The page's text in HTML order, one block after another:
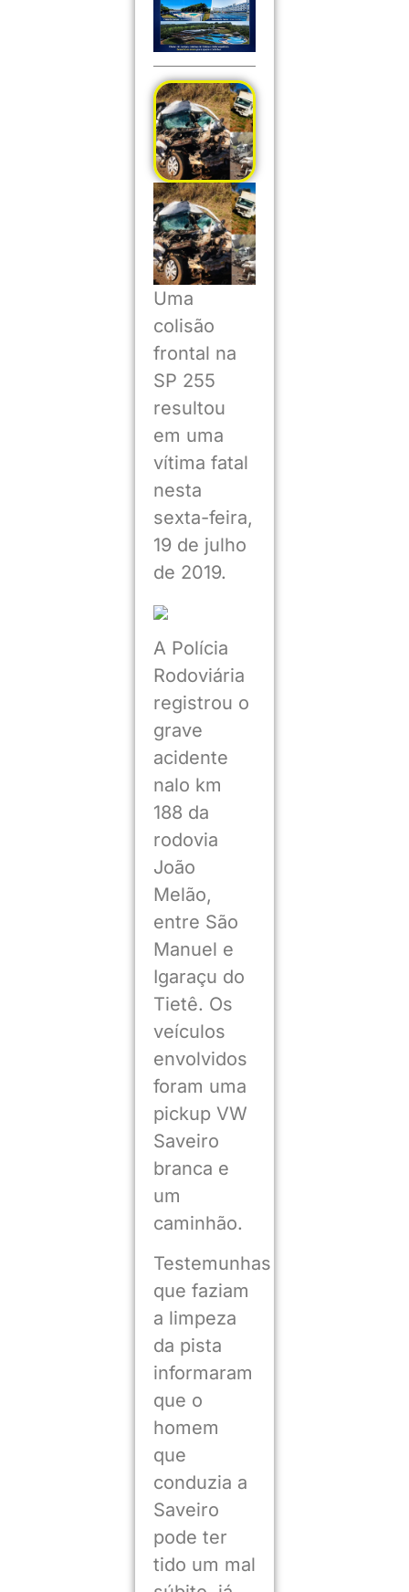
Uma
colisão
frontal na
SP 255
resultou
em uma
vítima fatal
nesta
sexta-feira,
19 de julho
de 2019.
A Polícia
Rodoviária
registrou o
grave
acidente
nalo km
188 da
rodovia
João
Melão,
entre São
Manuel e
Igaraçu do
Tietê. Os
veículos
envolvidos
foram uma
pickup VW
Saveiro
branca e
um
caminhão.
Testemunhas
que faziam
a limpeza
da pista
informaram
que o
homem
que
conduzia a
Saveiro
pode ter
tido um mal